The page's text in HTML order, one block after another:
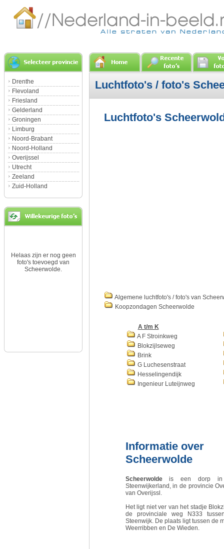
Drenthe
Flevoland
Friesland
Gelderland
Groningen
Limburg
Noord-Brabant
Noord-Holland
Overijssel
Utrecht
Zeeland
Zuid-Holland
Helaas zijn er nog geen
foto's toevoegd van
Scheerwolde.
Luchtfoto's / foto's
Luchtfoto's
Algemene luchtfoto's / foto's van
Koopzondagen Scheerwolde
A t/m K
A F Stroinkweg
Blokzijlseweg
Brink
G Luchesenstraat
Hesselingendijk
Ingenieur Luteijnweg
Informatie over
Scheerwolde
Scheerwoldeis een dorp in
Steenwijkerland, in de provincie
van Overijssl.
Het ligt niet ver van het stadje
de provinciale weg N333
Steenwijk. De plaats ligt tussen de
Weerribben en De Wieden.